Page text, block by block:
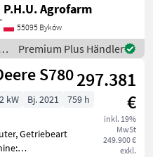
e-mail either
-
ERSATZTEILE.
fragen
P.H.U. Agrofarm
55095 Byków
Premium Plus Händler
S780297.381
€
inkl. 19%
MwSt
249.900 €
exkl.
kW Bj. 2021 759 h
Getriebeart